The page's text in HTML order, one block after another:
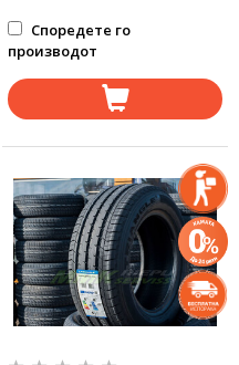
Споредете го
производот